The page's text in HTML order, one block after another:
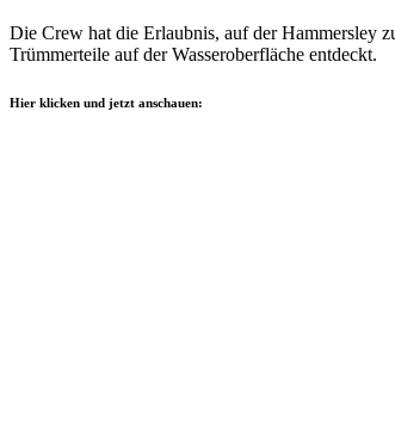
Die Crew hat die Erlaubnis, auf der Hammersley
Trümmerteile auf der Wasseroberfläche entdeckt.
Hier klicken und jetzt anschauen: